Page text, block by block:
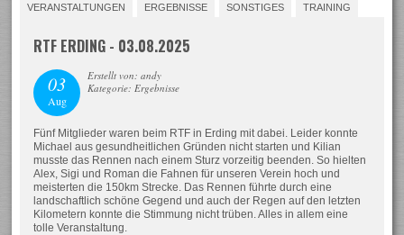
VERANSTALTUNGEN ERGEBNISSE SONSTIGES TRAINING
RTF ERDING - 03.08.2025
03
Aug
Erstellt von: andy
Kategorie: Ergebnisse
Fünf Mitglieder waren beim RTF in Erding mit dabei. Leider konnte
Michael aus gesundheitlichen Gründen nicht starten und Kilian
musste das Rennen nach einem Sturz vorzeitig beenden. So hielten
Alex, Sigi und Roman die Fahnen für unseren Verein hoch und
meisterten die 150km Strecke. Das Rennen führte durch eine
landschaftlich schöne Gegend und auch der Regen auf den letzten
Kilometern konnte die Stimmung nicht trüben. Alles in allem eine
tolle Veranstaltung.